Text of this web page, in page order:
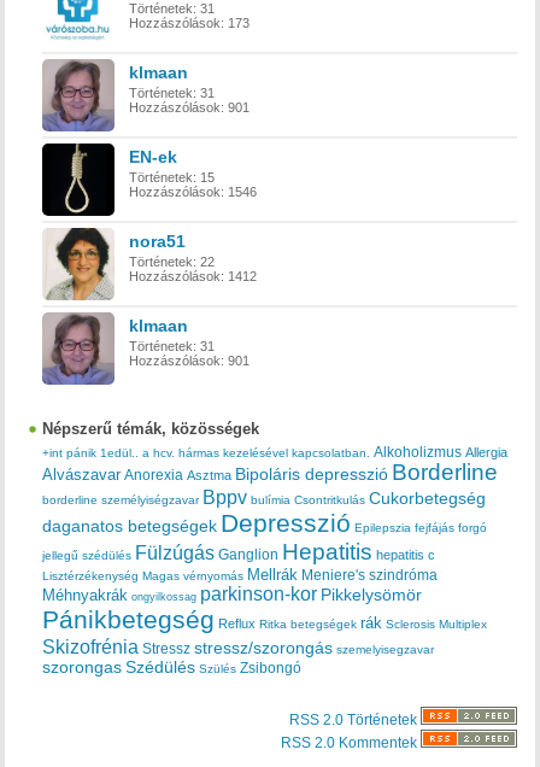
Történetek: 31
Hozzászólások: 173
klmaan
Történetek: 31
Hozzászólások: 901
EN-ek
Történetek: 15
Hozzászólások: 1546
nora51
Történetek: 22
Hozzászólások: 1412
klmaan
Történetek: 31
Hozzászólások: 901
Népszerű témák, közösségek
+int pánik 1edül.. a hcv. hármas kezelésével kapcsolatban. Alkoholizmus Allergia
Alvászavar Anorexia Asztma Bipoláris depresszió Borderline
borderline személyiségzavar Bppv bulímia Csontritkulás Cukorbetegség
daganatos betegségek Depresszió Epilepszia fejfájás forgó
jellegű szédülés Fülzúgás Ganglion Hepatitis hepatitis c
Lisztérzékenység Magas vérnyomás Mellrák Meniere's szindróma
Méhnyakrák ongyilkossag parkinson-kor Pikkelysömör
Pánikbetegség Reflux Ritka betegségek rák Sclerosis Multiplex
Skizofrénia Stressz stressz/szorongás szemelyisegzavar
szorongas Szédülés Szülés Zsibongó
RSS 2.0 Történetek
RSS 2.0 Kommentek